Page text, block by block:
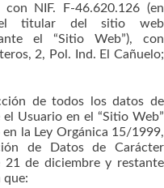
NIF. F-46.620.126 (en
el titular del sitio web
el “Sitio Web”), con
2, Pol. Ind. El Cañuelo;
de todos los datos de
Usuario en el “Sitio Web”
la Ley Orgánica 15/1999,
de Datos de Carácter
21 de diciembre y restante
que: